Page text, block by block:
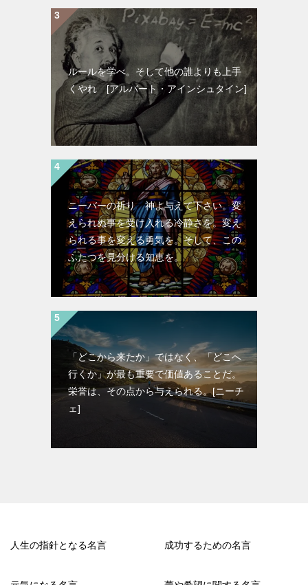
ルールを学べ。そして他の誰よりも上手
くやれ [アルバート・アインシュタイン]
ニーバーの祈り 神よ与えて下さい。変
えられぬ事を受け入れる冷静さを。変え
られる事を変える勇気を。そして、この
ふたつを見分ける知恵を。
「どこから来たか」ではなく、「どこへ
行くか」が最も重要で価値あることだ。
栄誉は、その点から与えられる。[ニーチ
ェ]
人生の指針となる名言 成功するための名言